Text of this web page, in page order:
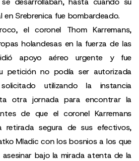
Srebrenica fue bombardeado.
el coronel Thom Karremans,
holandesas en la fuerza de las
apoyo aéreo urgente y fue
petición no podía ser autorizada
utilizando la instancia
otra jornada para encontrar la
de que el coronel Karremans
retirada segura de sus efectivos,
Mladic con los bosnios a los que
bajo la mirada atenta de la